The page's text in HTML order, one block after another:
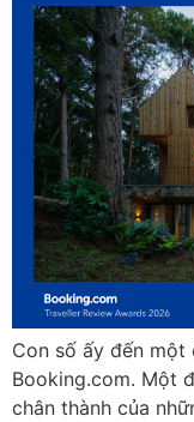
Con số ấy đến
Booking.com. Một
chân thành của